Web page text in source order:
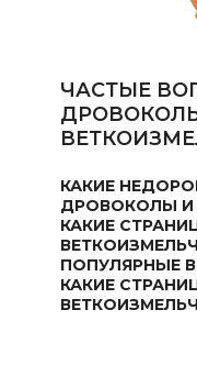
ЧАСТЫЕ
КАКИЕ
ДРОВОКОЛЫ И
КАКИЕ
ПОПУЛЯРНЫЕ В
КАКИЕ